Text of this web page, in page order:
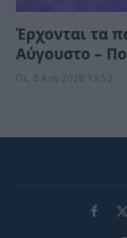
Έρχονται τα
Αύγουστο –
ποια
Πε, 6 Αυγ 2026 13:52
X